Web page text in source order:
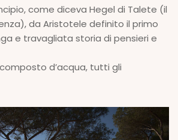
come diceva Hegel di Talete (il
da Aristotele definito il primo
e travagliata storia di pensieri e
d’acqua, tutti gli